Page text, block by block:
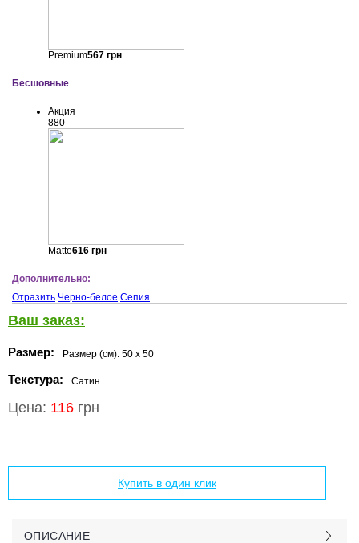
Premium567грн
Бесшовные
Акция
880
Matte616грн
Дополнительно:
Отразить Черно-белое Сепия
Ваш заказ:
Размер: Размер (см): 50 x 50
Текстура: Сатин
Цена: 116 грн
Купить в один клик
ОПИСАНИЕ